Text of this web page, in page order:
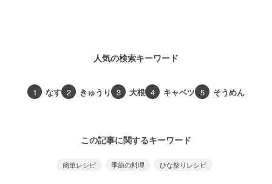
人気の検索キーワード
1 なす 2 きゅうり 3 大根 4 キャベツ 5 そうめん
この記事に関するキーワード
簡単レシピ 季節の料理 ひな祭りレシピ